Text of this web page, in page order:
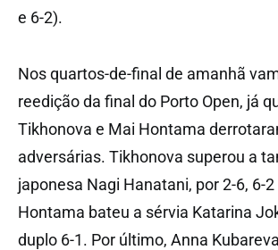
e 6-2).
Nos quartos-de-final de amanhã
reedição da final do Porto Open, já
Tikhonova e Mai Hontama
adversárias. Tikhonova superou a
japonesa Nagi Hanatani, por 2-6, 6-2
Hontama bateu a sérvia Katarina
duplo 6-1. Por último, Anna